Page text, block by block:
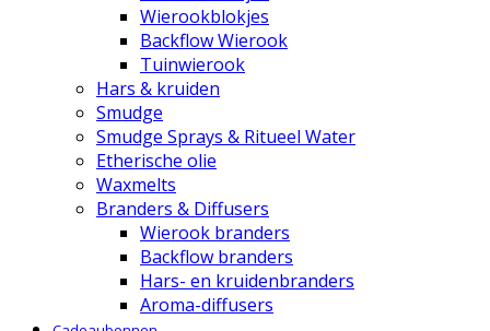
Wierookblokjes
Backflow Wierook
Tuinwierook
Hars & kruiden
Smudge
Smudge Sprays & Ritueel Water
Etherische olie
Waxmelts
Branders & Diffusers
Wierook branders
Backflow branders
Hars- en kruidenbranders
Aroma-diffusers